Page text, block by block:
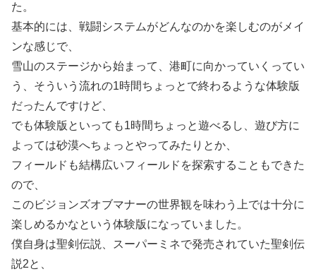
た。
基本的には、戦闘システムがどんなのかを楽しむのがメイ
ンな感じで、
雪山のステージから始まって、港町に向かっていくってい
う、そういう流れの1時間ちょっとで終わるような体験版
だったんですけど、
でも体験版といっても1時間ちょっと遊べるし、遊び方に
よっては砂漠へちょっとやってみたりとか、
フィールドも結構広いフィールドを探索することもできた
ので、
このビジョンズオブマナーの世界観を味わう上では十分に
楽しめるかなという体験版になっていました。
僕自身は聖剣伝説、スーパーミネで発売されていた聖剣伝
説2と、